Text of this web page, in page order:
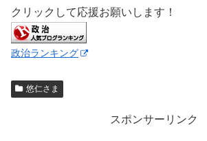
クリックして応援お願いします！
政治ランキング
悠仁さま
スポンサーリンク